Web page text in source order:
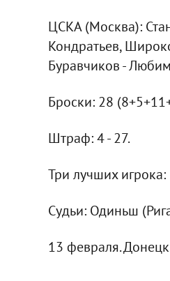
ЦСКА (Москва):
Кондратьев,
Буравчиков -
Броски: 28
Штраф: 4 - 27.
Три лучших
Судьи: Одиньш
13 февраля.